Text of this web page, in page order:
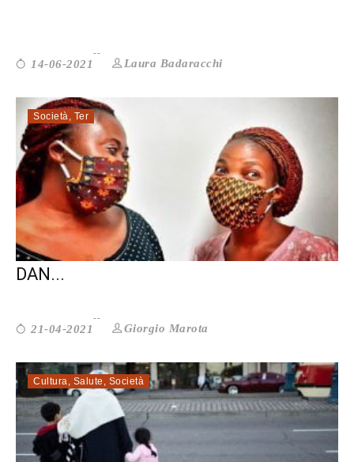
14-06-2021 Laura Badaracchi
Società Ter
RIFUGIATI: IL CLIMA OSTILE FA PIÙ
DAN...
21-04-2021 Giorgio Marota
Cultura Salute Società